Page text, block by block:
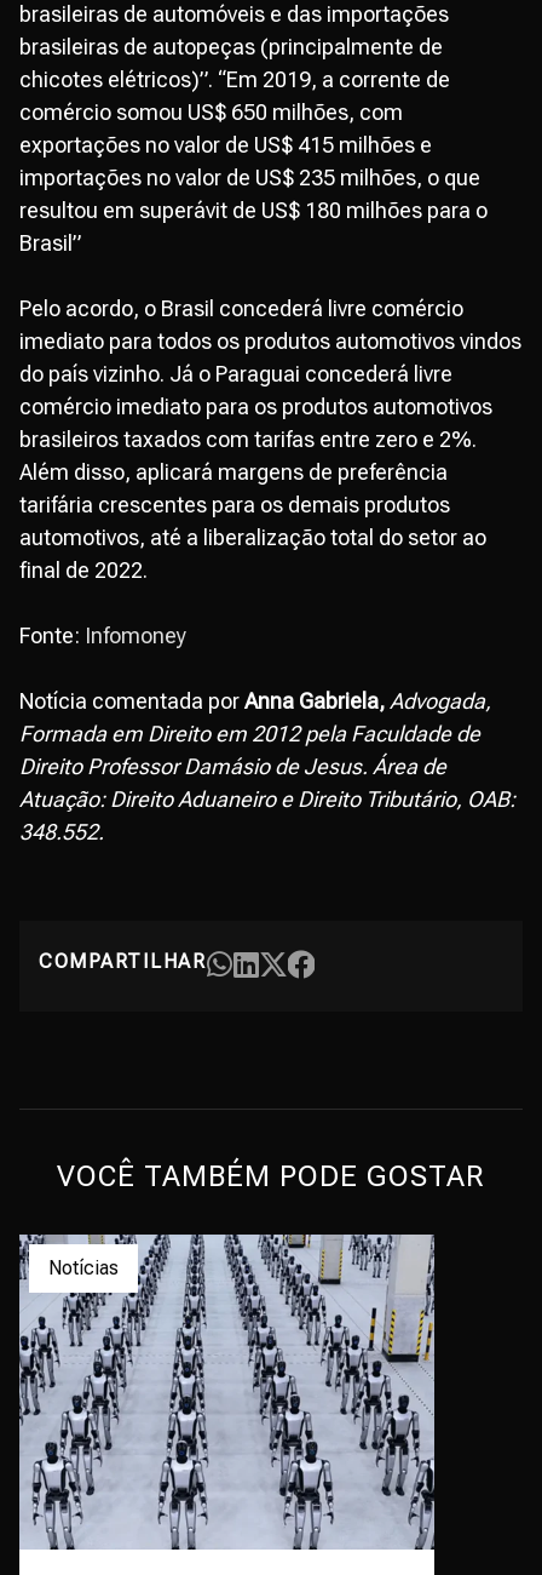
brasileiras de automóveis e das importações
brasileiras de autopeças (principalmente de
chicotes elétricos)”. “Em 2019, a corrente de
comércio somou US$ 650 milhões, com
exportações no valor de US$ 415 milhões e
importações no valor de US$ 235 milhões, o que
resultou em superávit de US$ 180 milhões para o
Brasil”
Pelo acordo, o Brasil concederá livre comércio
imediato para todos os produtos automotivos vindos
do país vizinho. Já o Paraguai concederá livre
comércio imediato para os produtos automotivos
brasileiros taxados com tarifas entre zero e 2%.
Além disso, aplicará margens de preferência
tarifária crescentes para os demais produtos
automotivos, até a liberalização total do setor ao
final de 2022.
Fonte: Infomoney
Notícia comentada porAnna Gabriela,Advogada,
Formada em Direito em 2012 pela Faculdade de
Direito Professor Damásio de Jesus. Área de
Atuação: Direito Aduaneiro e Direito Tributário, OAB:
348.552.
COMPARTILHAR
VOCÊ TAMBÉM PODE GOSTAR
Notícias